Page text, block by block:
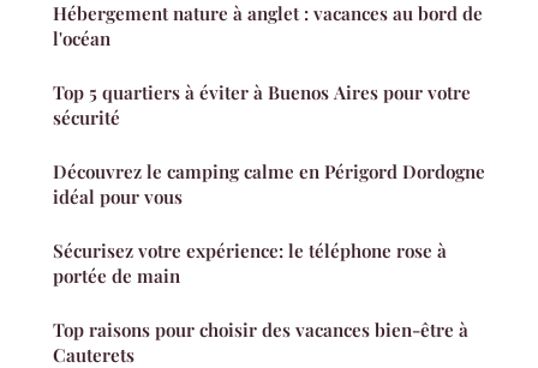
Hébergement nature à anglet : vacances au bord de
l'océan
Top 5 quartiers à éviter à Buenos Aires pour votre
sécurité
Découvrez le camping calme en Périgord Dordogne
idéal pour vous
Sécurisez votre expérience: le téléphone rose à
portée de main
Top raisons pour choisir des vacances bien-être à
Cauterets